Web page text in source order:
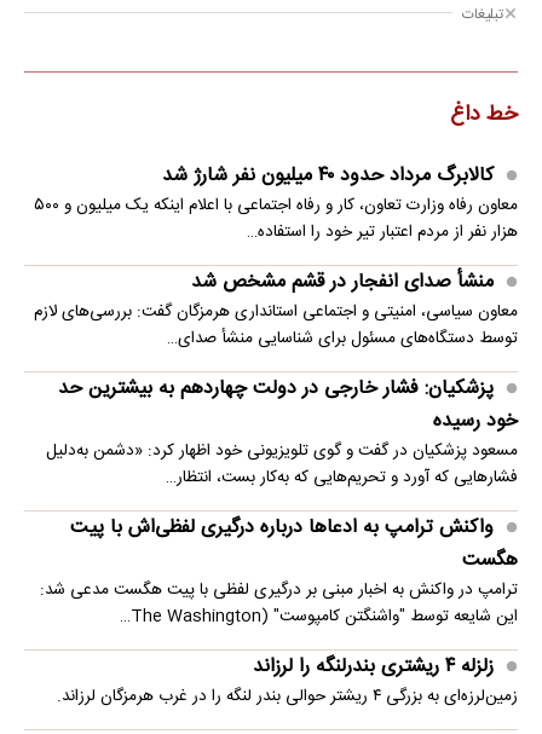
تبلیغات
خط داغ
کالابرگ مرداد حدود ۴۰‌ میلیون نفر شارژ شد
معاون رفاه وزارت تعاون، کار و رفاه اجتماعی با اعلام اینکه یک میلیون و ۵۰۰
هزار نفر از مردم اعتبار تیر خود را استفاده…
منشأ صدای انفجار در قشم مشخص شد
معاون سیاسی، امنیتی و اجتماعی استانداری هرمزگان گفت: بررسی‌های لازم
توسط دستگاه‌های مسئول برای شناسایی منشأ صدای…
پزشکیان: فشار خارجی در دولت چهاردهم به بیشترین حد
خود رسیده
مسعود پزشکیان در گفت و گوی تلویزیونی خود اظهار کرد: «دشمن به‌دلیل
فشارهایی که آورد و تحریم‌هایی که به‌کار بست، انتظار…
واکنش ترامپ به ادعاها درباره درگیری لفظی‌اش با پیت
هگست
ترامپ در واکنش به اخبار مبنی بر درگیری لفظی با پیت هگست مدعی شد:
این شایعه توسط "واشنگتن کامپوست" (The Washington…
زلزله ۴ ریشتری بندرلنگه را لرزاند
زمین‌لرزه‌ای به بزرگی ۴ ریشتر حوالی بندر لنگه را در غرب هرمزگان لرزاند.